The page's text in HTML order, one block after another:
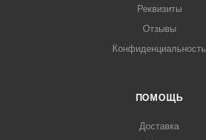
Реквизиты
Отзывы
Конфиденциальность
ПОМОЩЬ
Доставка